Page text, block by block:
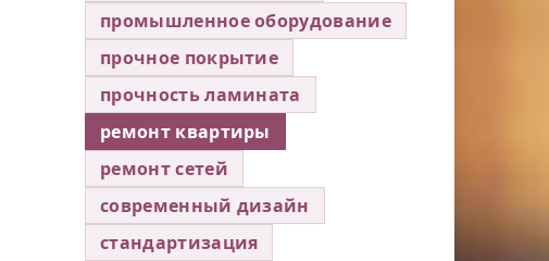
промышленное оборудование
прочное покрытие
прочность ламината
ремонт квартиры
ремонт сетей
современный дизайн
стандартизация